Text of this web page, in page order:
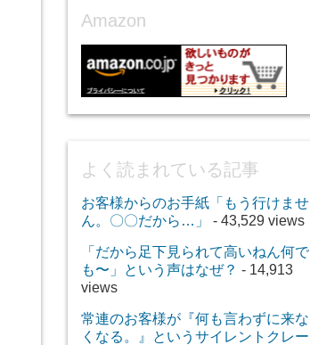
Amazon
よく読まれている記事
お客様からのお手紙「もう行けませ
ん。〇〇だから…」
- 43,529 views
「だから足下見られて高いねん何で
も〜」という声はなぜ？ - 14,913
views
常連のお客様が『何も言わずに来な
くなる。』というサイレントクレー